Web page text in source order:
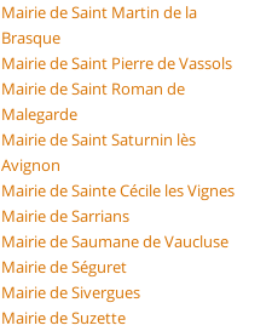
Mairie de Saint Martin de la
Brasque
Mairie de Saint Pierre de Vassols
Mairie de Saint Roman de
Malegarde
Mairie de Saint Saturnin lès
Avignon
Mairie de Sainte Cécile les Vignes
Mairie de Sarrians
Mairie de Saumane de Vaucluse
Mairie de Séguret
Mairie de Sivergues
Mairie de Suzette